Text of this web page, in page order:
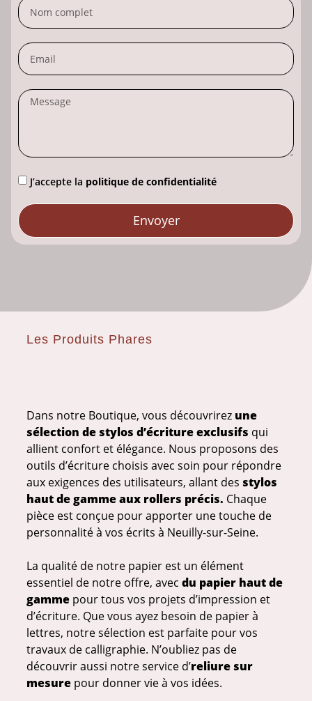
J’accepte la politique de confidentialité
Envoyer
Les Produits Phares
Dans notre Boutique, vous découvrirez une
sélection de stylos d’écriture exclusifs qui
allient confort et élégance. Nous proposons des
outils d’écriture choisis avec soin pour répondre
aux exigences des utilisateurs, allant des stylos
haut de gamme aux rollers précis. Chaque
pièce est conçue pour apporter une touche de
personnalité à vos écrits à Neuilly-sur-Seine.
La qualité de notre papier est un élément
essentiel de notre offre, avec du papier haut de
gamme pour tous vos projets d’impression et
d’écriture. Que vous ayez besoin de papier à
lettres, notre sélection est parfaite pour vos
travaux de calligraphie. N’oubliez pas de
découvrir aussi notre service d’reliure sur
mesure pour donner vie à vos idées.